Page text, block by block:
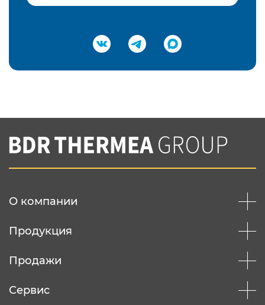
Подтвердить e-mail
Вы соглашаетесь с нашей политикой
конфеденциальности
О компании
Продукция
Продажи
Сервис